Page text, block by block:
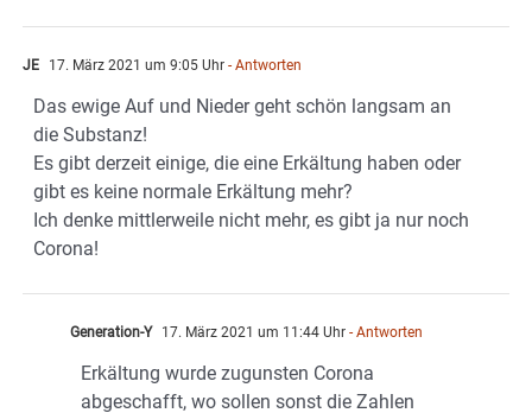
JE 17. März 2021 um 9:05 Uhr - Antworten
Das ewige Auf und Nieder geht schön langsam an
die Substanz!
Es gibt derzeit einige, die eine Erkältung haben oder
gibt es keine normale Erkältung mehr?
Ich denke mittlerweile nicht mehr, es gibt ja nur noch
Corona!
Generation-Y 17. März 2021 um 11:44 Uhr - Antworten
Erkältung wurde zugunsten Corona
abgeschafft, wo sollen sonst die Zahlen